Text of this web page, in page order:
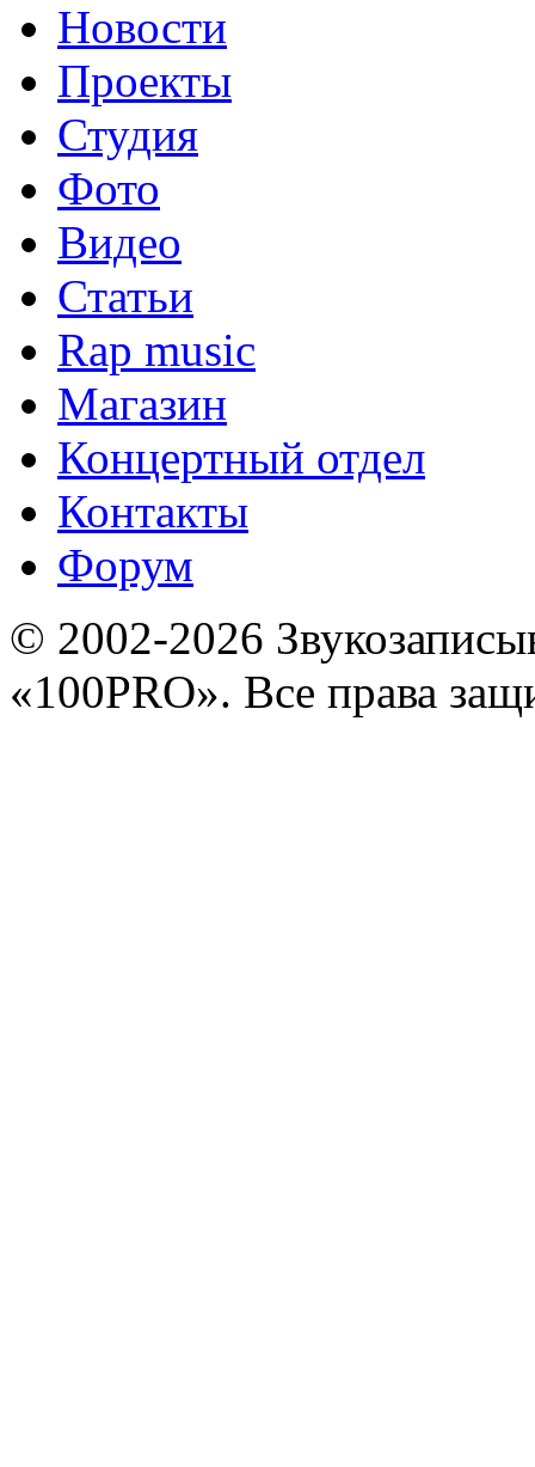
Новости
Проекты
Студия
Фото
Видео
Статьи
Rap music
Магазин
Концертный отдел
Контакты
Форум
© 2002-2026
«100PRO». Все права